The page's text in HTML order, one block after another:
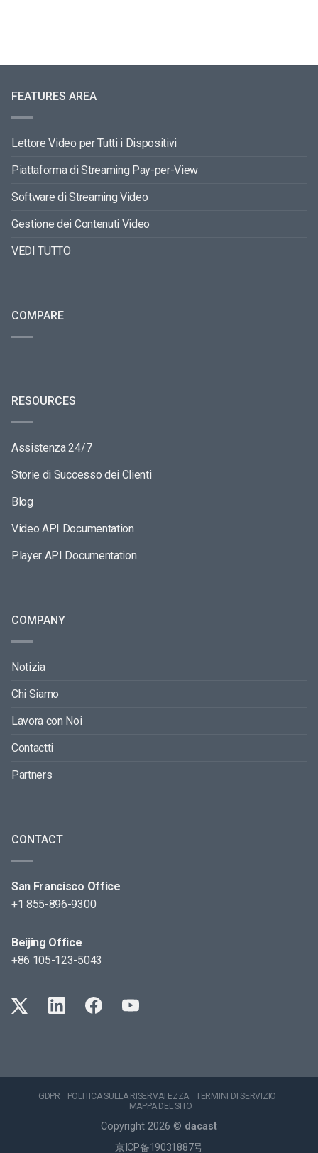
FEATURES AREA
Lettore Video per Tutti i Dispositivi
Piattaforma di Streaming Pay-per-View
Software di Streaming Video
Gestione dei Contenuti Video
VEDI TUTTO
COMPARE
RESOURCES
Assistenza 24/7
Storie di Successo dei Clienti
Blog
Video API Documentation
Player API Documentation
COMPANY
Notizia
Chi Siamo
Lavora con Noi
Contactti
Partners
CONTACT
San Francisco Office
+1 855-896-9300
Beijing Office
+86 105-123-5043
GDPR POLITICA SULLA RISERVATEZZA
TERMINI DI SERVIZIO
MAPPA DEL SITO
Copyright 2026 © dacast
京ICP备19031887号